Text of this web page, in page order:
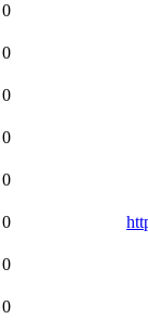
0
0
0
0
0
0
0
0